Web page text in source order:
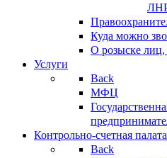
Куда можно
О розыске лиц,
Услуги
Back
МФЦ
Контрольно-счетная палата
Back